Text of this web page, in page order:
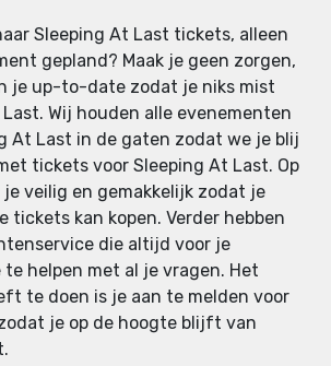
Sleeping At Last tickets, alleen
gepland? Maak je geen zorgen,
je up-to-date zodat je niks mist
Wij houden alle evenementen
At Last in de gaten zodat we je blij
tickets voor Sleeping At Last. Op
veilig en gemakkelijk zodat je
tickets kan kopen. Verder hebben
die altijd voor je
helpen met al je vragen. Het
te doen is je aan te melden voor
je op de hoogte blijft van